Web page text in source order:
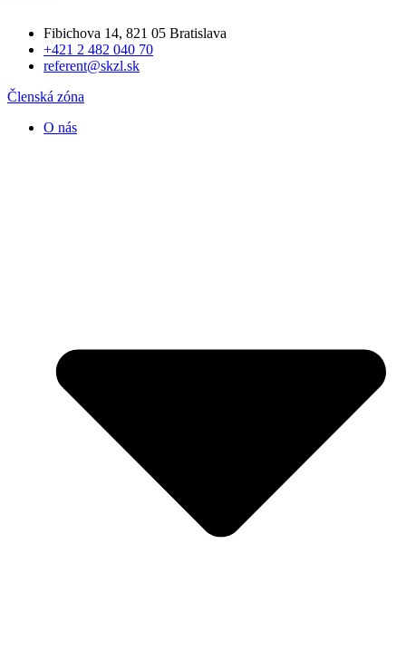
Fibichova 14, 821 05 Bratislava
+421 2 482 040 70
referent@skzl.sk
Členská zóna
O nás